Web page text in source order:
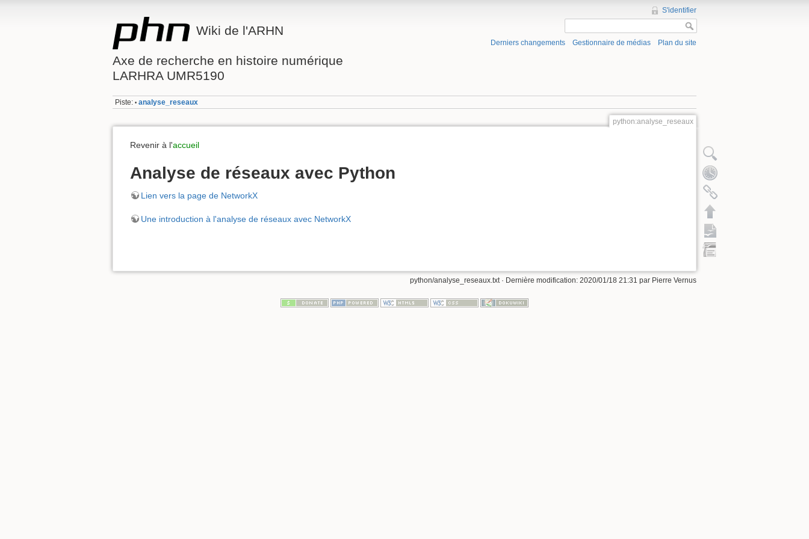
Wiki de l'ARHN
Axe de recherche en histoire numérique
LARHRA UMR5190
S'identifier
Derniers changements Gestionnaire de médias Plan du site
Piste: • analyse_reseaux
python:analyse_reseaux
Revenir à l'accueil
Analyse de réseaux avec Python
Lien vers la page de NetworkX
Une introduction à l'analyse de réseaux avec NetworkX
python/analyse_reseaux.txt· Dernière modification: 2020/01/18 21:31 par Pierre Vernus